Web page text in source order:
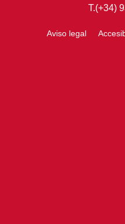
T.(+34)
Aviso legal